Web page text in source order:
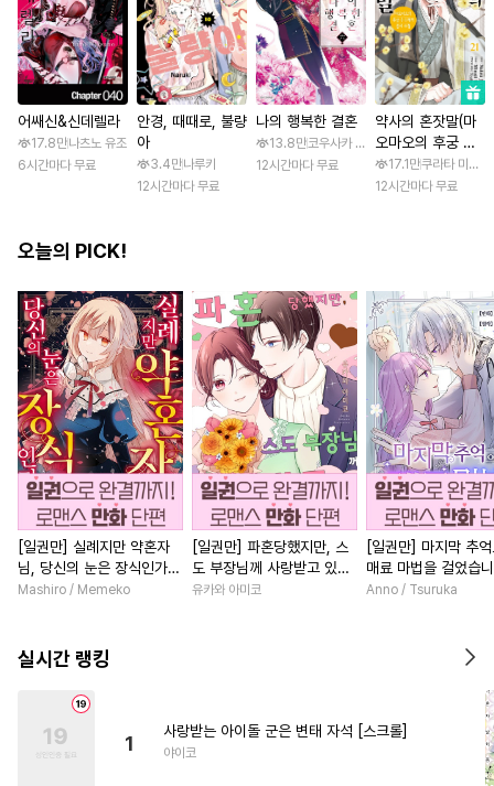
어쌔신&신데렐라
17.8만나츠노 유조
6시간마다 무료
안경, 때때로, 불량
아
3.4만나루키
12시간마다 무료
나의 행복한 결혼
13.8만코우사카 리토 / 아기토기 아쿠미
12시간마다 무료
약사의 혼잣말(마
오마오의 후궁 수
수께끼 풀이수첩)
17.1만쿠라타 미노
12시간마다 무료
오늘의 PICK!
[일권만] 실례지만 약혼자
님, 당신의 눈은 장식인가
요? [단행본]
Mashiro / Memeko
[일권만] 파혼당했지만, 스
도 부장님께 사랑받고 있습
니다 [단행본]
유카와 아미코
[일권만] 마지막 추
매료 마법을 걸었습
행본]
Anno / Tsuruka
실시간 랭킹
1
사랑받는 아이돌 군은 변태 자석 [스크롤]
야이코